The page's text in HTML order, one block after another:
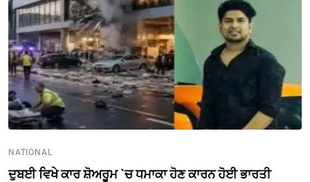
NATIONAL
ਦੁਬਈ ਵਿਖੇ ਕਾਰ ਸ਼ੋਅਰੂਮ `ਚ ਧਮਾਕਾ ਹੋਣ ਕਾਰਨ ਹੋਈ ਭਾਰਤੀ